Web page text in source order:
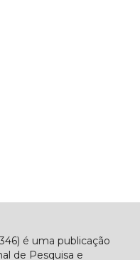
é uma publicação
de Pesquisa e